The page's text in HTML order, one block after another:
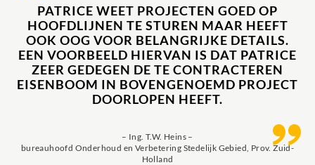
PATRICE WEET PROJECTEN GOED OP
HOOFDLIJNEN TE STUREN MAAR HEEFT
OOK OOG VOOR BELANGRIJKE DETAILS.
EEN VOORBEELD HIERVAN IS DAT PATRICE
ZEER GEDEGEN DE TE CONTRACTEREN
EISENBOOM IN BOVENGENOEMD PROJECT
DOORLOPEN HEEFT.
– Ing. T.W. Heins –
bureauhoofd Onderhoud en Verbetering Stedelijk Gebied, Prov. Zuid-
Holland